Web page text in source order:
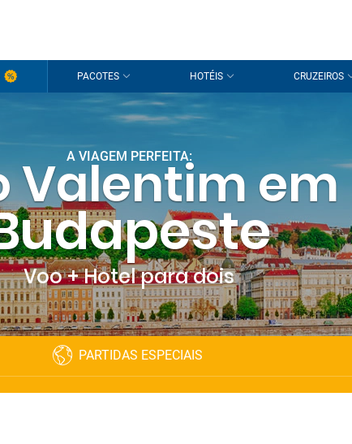
PACOTES HOTÉIS CRUZEIROS
A VIAGEM PERFEITA:
Valentim em
Voo + Hotel para dois
PARTIDAS ESPECIAIS